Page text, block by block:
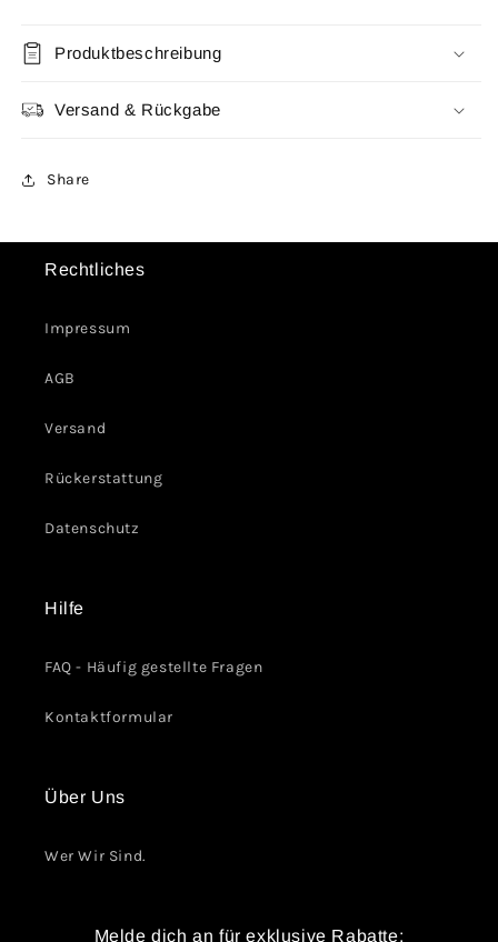
Produktbeschreibung
Versand & Rückgabe
Share
Rechtliches
Impressum
AGB
Versand
Rückerstattung
Datenschutz
Hilfe
FAQ - Häufig gestellte Fragen
Kontaktformular
Über Uns
Wer Wir Sind.
Melde dich an für exklusive Rabatte: